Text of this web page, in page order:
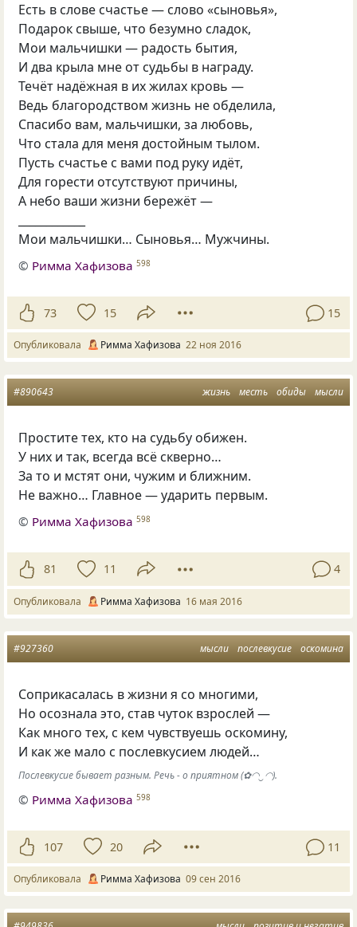
Есть в слове счастье — слово «сыновья»,
Подарок свыше, что безумно сладок,
Мои мальчишки — радость бытия,
И два крыла мне от судьбы в награду.
Течёт надёжная в их жилах кровь —
Ведь благородством жизнь не обделила,
Спасибо вам, мальчишки, за любовь,
Что стала для меня достойным тылом.
Пусть счастье с вами под руку идёт,
Для горести отсутствуют причины,
А небо ваши жизни бережёт —
Мои мальчишки… Сыновья… Мужчины.
© Римма Хафизова 598
73 15 15
Опубликовала Римма Хафизова 22 ноя 2016
жизнь месть обиды мысли
#890643
Простите тех, кто на судьбу обижен.
У них и так, всегда всё скверно…
За то и мстят они, чужим и ближним.
Не важно… Главное — ударить первым.
© Римма Хафизова 598
81 11 4
Опубликовала Римма Хафизова 16 мая 2016
мысли послевкусие оскомина
#927360
Соприкасалась в жизни я со многими,
Но осознала это, став чуток взрослей —
Как много тех, с кем чувствуешь оскомину,
И как же мало с послевкусием людей…
Послевкусие бывает разным. Речь - о приятном (✿◠‿◠).
© Римма Хафизова 598
107 20 11
Опубликовала Римма Хафизова 09 сен 2016